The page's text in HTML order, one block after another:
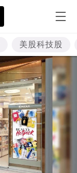
美股科技股